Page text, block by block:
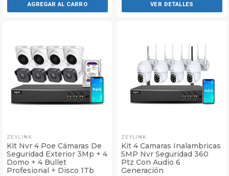
AGREGAR AL CARRO VER DETALLES
ZEYLINK
Kit Nvr 4 Poe Cámaras De
Seguridad Exterior 3Mp + 4
Domo + 4 Bullet
Profesional + Disco 1Tb
ZEYLINK
Kit 4 Camaras Inalambricas
5MP Nvr Seguridad 360
Ptz Con Audio 6
Generación